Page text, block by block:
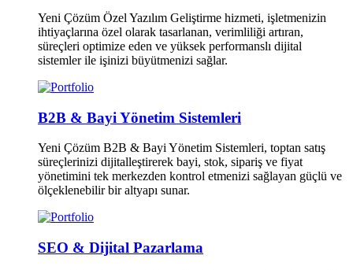
Yeni Çözüm Özel Yazılım Geliştirme hizmeti, işletmenizin
ihtiyaçlarına özel olarak tasarlanan, verimliliği artıran,
süreçleri optimize eden ve yüksek performanslı dijital
sistemler ile işinizi büyütmenizi sağlar.
B2B & Bayi Yönetim Sistemleri
Yeni Çözüm B2B & Bayi Yönetim Sistemleri, toptan satış
süreçlerinizi dijitalleştirerek bayi, stok, sipariş ve fiyat
yönetimini tek merkezden kontrol etmenizi sağlayan güçlü ve
ölçeklenebilir bir altyapı sunar.
SEO & Dijital Pazarlama